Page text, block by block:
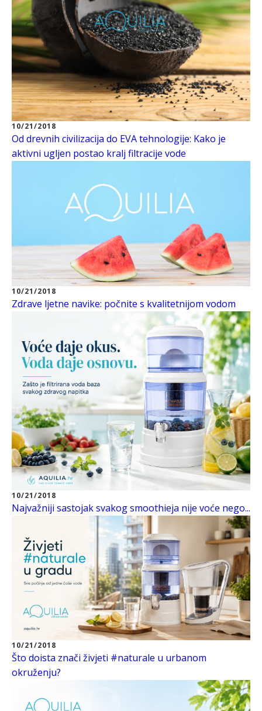
10/21/2018
Od drevnih civilizacija do EVA tehnologije: Kako je
aktivni ugljen postao kralj filtracije vode
10/21/2018
Zdrave ljetne navike: počnite s kvalitetnijom vodom
10/21/2018
Najvažniji sastojak svakog smoothieja nije voće nego...
10/21/2018
Što doista znači živjeti #naturale u urbanom
okruženju?